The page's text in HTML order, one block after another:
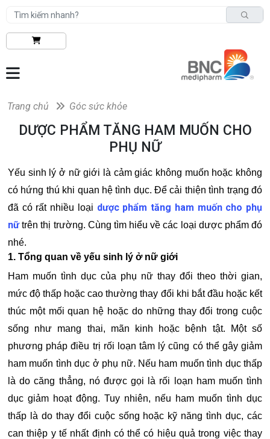
Trang chủ Góc sức khỏe
DƯỢC PHẨM TĂNG HAM MUỐN CHO
PHỤ NỮ
Yếu sinh lý ở nữ giới là cảm giác không muốn hoặc không
có hứng thú khi quan hệ tình dục. Để cải thiện tình trạng đó
đã có rất nhiều loại dược phẩm tăng ham muốn cho phụ
nữtrên thị trường. Cùng tìm hiểu về các loại dược phẩm đó
nhé.
1. Tổng quan về yếu sinh lý ở nữ giới
Ham muốn tình dục của phụ nữ thay đổi theo thời gian,
mức độ thấp hoặc cao thường thay đổi khi bắt đầu hoặc kết
thúc một mối quan hệ hoặc do những thay đổi trong cuộc
sống như mang thai, mãn kinh hoặc bệnh tật. Một số
phương pháp điều trị rối loạn tâm lý cũng có thể gây giảm
ham muốn tình dục ở phụ nữ. Nếu ham muốn tình dục thấp
là do căng thẳng, nó được gọi là rối loạn ham muốn tình
dục giảm hoạt động. Tuy nhiên, nếu ham muốn tình dục
thấp là do thay đổi cuộc sống hoặc kỹ năng tình dục, các
can thiệp y tế nhất định có thể có hiệu quả trong việc thay